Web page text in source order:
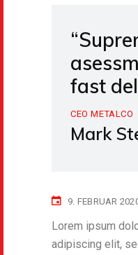
fast
CEO METALCO
Mark
9. FEBRUAR
Lorem ipsum
adipiscing elit,